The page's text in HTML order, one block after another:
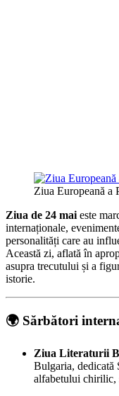
Ziua Europeană a
Ziua de 24 mai este
internaționale,
personalități care au
Această zi, aflată în
asupra trecutului și a
istorie.
🌍 Sărbători
Ziua Literaturii
Bulgaria,
alfabetului chirilic,